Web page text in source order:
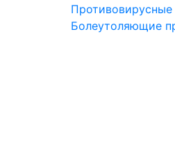
Противовирусные
Болеутоляющие